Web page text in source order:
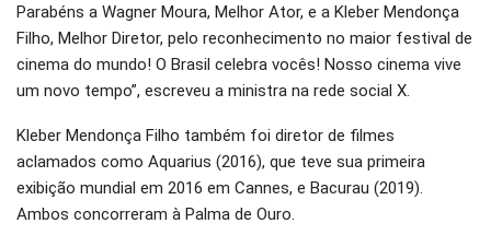
Parabéns a Wagner Moura, Melhor Ator, e a Kleber Mendonça
Filho, Melhor Diretor, pelo reconhecimento no maior festival de
cinema do mundo! O Brasil celebra vocês! Nosso cinema vive
um novo tempo”, escreveu a ministra na rede social X.
Kleber Mendonça Filho também foi diretor de filmes
aclamados como Aquarius (2016), que teve sua primeira
exibição mundial em 2016 em Cannes, e Bacurau (2019).
Ambos concorreram à Palma de Ouro.